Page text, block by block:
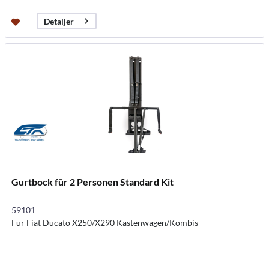
Detaljer
Gurtbock für 2 Personen Standard Kit
59101
Für Fiat Ducato X250/X290 Kastenwagen/Kombis